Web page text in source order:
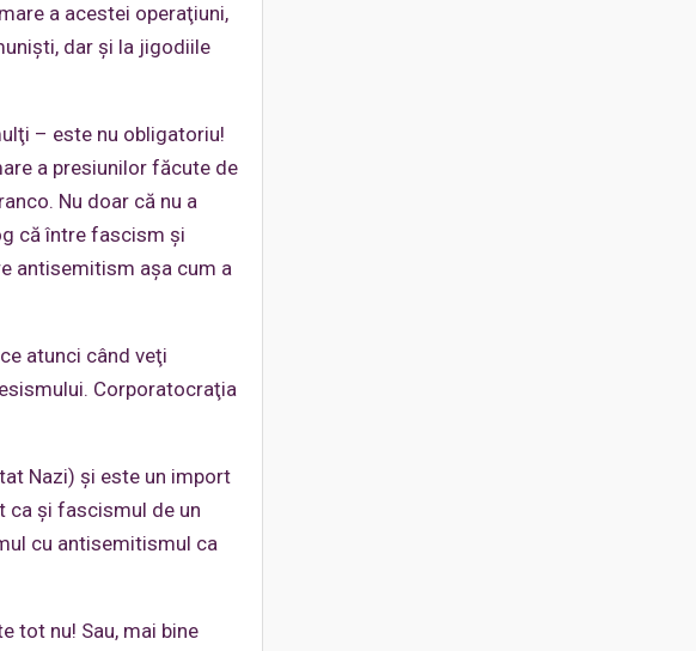
a acestei operaţiuni,
dar şi la jigodiile
– este nu obligatoriu!
a presiunilor făcute de
Nu doar că nu a
că între fascism şi
antisemitism aşa cum a
atunci când veţi
Corporatocraţia
Nazi) şi este un import
ca şi fascismul de un
cu antisemitismul ca
tot nu! Sau, mai bine